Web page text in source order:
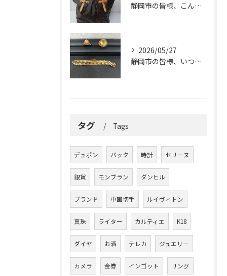
静岡市の皆様、こんにちは！
2026/05/27
静岡市の皆様、いつも大変お世話になっております。
タグ Tags
デュポン バック 時計 セリーヌ
銀貨 モンブラン ダンヒル
ブランド 中国切手 ルイヴィトン
真珠 ライター カルティエ K18
ダイヤ お酒 テレカ ジュエリー
カメラ 金券 インゴット リング